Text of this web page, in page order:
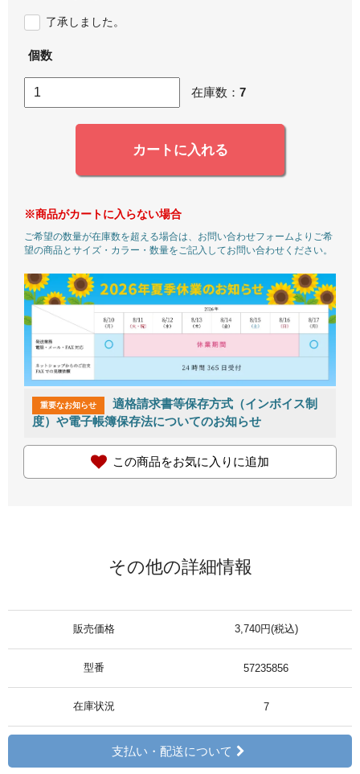
了承しました。
個数
在庫数： 7
カートに入れる
※商品がカートに入らない場合
ご希望の数量が在庫数を超える場合は、お問い合わせフォームよりご希
望の商品とサイズ・カラー・数量をご記入してお問い合わせください。
重要なお知らせ
適格請求書等保存方式（インボイス制
度）や電子帳簿保存法についてのお知らせ
この商品をお気に入りに追加
その他の詳細情報
販売価格 3,740円(税込)
型番 57235856
在庫状況 7
支払い・配送について